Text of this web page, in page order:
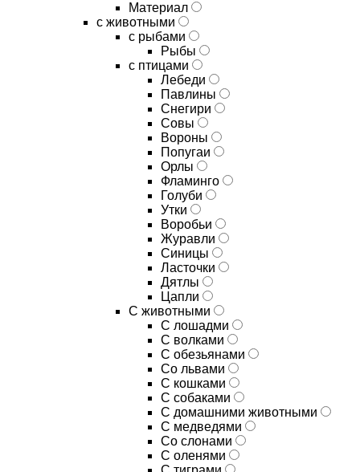
Материал
с животными
с рыбами
Рыбы
с птицами
Лебеди
Павлины
Снегири
Совы
Вороны
Попугаи
Орлы
Фламинго
Голуби
Утки
Воробьи
Журавли
Синицы
Ласточки
Дятлы
Цапли
С животными
С лошадми
С волками
С обезьянами
Со львами
С кошками
С собаками
С домашними животными
С медведями
Со слонами
С оленями